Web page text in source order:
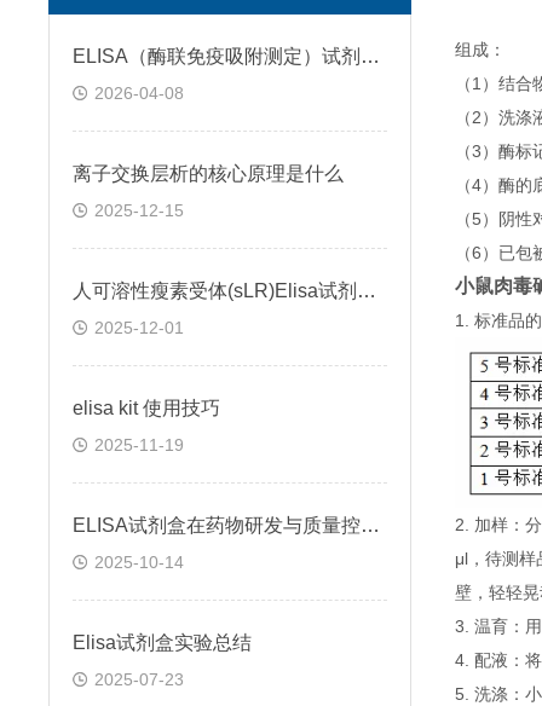
ELISA（酶联免疫吸附测定）试剂盒原理类型检测方法
2026-04-08
离子交换层析的核心原理是什么
2025-12-15
人可溶性瘦素受体(sLR)Elisa试剂盒可溶性受体的作用
2025-12-01
elisa kit 使用技巧
2025-11-19
ELISA试剂盒在药物研发与质量控制中的应用实践
2025-10-14
Elisa试剂盒实验总结
2025-07-23
组成：
（1）结
（2）洗
（3）酶
（4）酶的
（5）阴
（6）已
小鼠肉毒
1. 标准品
2. 加样：
μl，待测样
壁，轻轻
3. 温育：
4. 配液：
5. 洗涤：